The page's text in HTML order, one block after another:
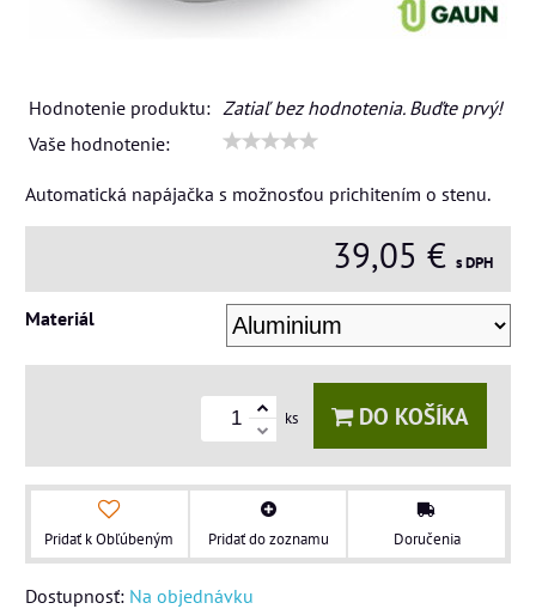
Hodnotenie produktu: Zatiaľ bez hodnotenia. Buďte prvý!
Vaše hodnotenie:
Automatická napájačka s možnosťou prichitením o stenu.
39,05 € s DPH
Materiál
ks DO KOŠÍKA
Pridať k Obľúbeným Pridať do zoznamu Doručenia
Dostupnosť: Na objednávku